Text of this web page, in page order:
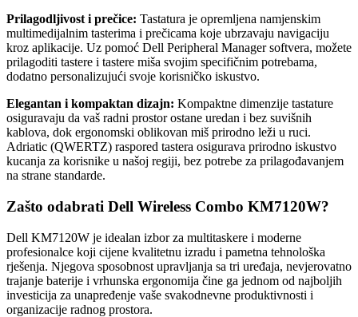
Prilagodljivost i prečice: Tastatura je opremljena namjenskim
multimedijalnim tasterima i prečicama koje ubrzavaju navigaciju
kroz aplikacije. Uz pomoć Dell Peripheral Manager softvera, možete
prilagoditi tastere i tastere miša svojim specifičnim potrebama,
dodatno personalizujući svoje korisničko iskustvo.
Elegantan i kompaktan dizajn: Kompaktne dimenzije tastature
osiguravaju da vaš radni prostor ostane uredan i bez suvišnih
kablova, dok ergonomski oblikovan miš prirodno leži u ruci.
Adriatic (QWERTZ) raspored tastera osigurava prirodno iskustvo
kucanja za korisnike u našoj regiji, bez potrebe za prilagođavanjem
na strane standarde.
Zašto odabrati Dell Wireless Combo KM7120W?
Dell KM7120W je idealan izbor za multitaskere i moderne
profesionalce koji cijene kvalitetnu izradu i pametna tehnološka
rješenja. Njegova sposobnost upravljanja sa tri uređaja, nevjerovatno
trajanje baterije i vrhunska ergonomija čine ga jednom od najboljih
investicija za unapređenje vaše svakodnevne produktivnosti i
organizacije radnog prostora.